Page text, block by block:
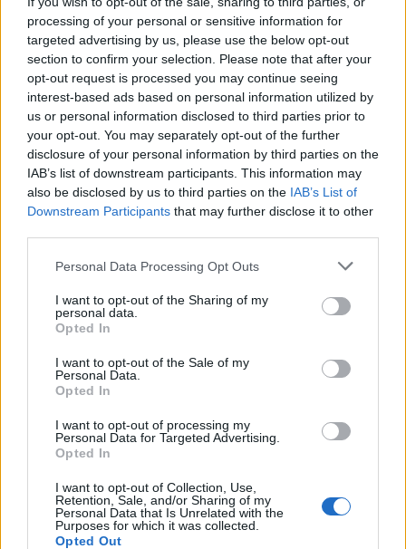
processing of your personal or sensitive information for
targeted advertising by us, please use the below opt-out
section to confirm your selection. Please note that after your
opt-out request is processed you may continue seeing
interest-based ads based on personal information utilized by
us or personal information disclosed to third parties prior to
your opt-out. You may separately opt-out of the further
disclosure of your personal information by third parties on the
IAB’s list of downstream participants. This information may
also be disclosed by us to third parties on the IAB’s List of
Downstream Participants that may further disclose it to other
Please note that this website/app uses one or more Google
not limited to your visit or usage behaviour. You may click to
grant or deny consent to Google and its third-party tags to
use your data for below specified purposes in below Google
consent section.
Personal Data Processing Opt Outs
I want to opt-out of the Sharing of my
personal data.
Opted In
I want to opt-out of the Sale of my
Personal Data.
Opted In
I want to opt-out of processing my
Personal Data for Targeted Advertising.
Opted In
I want to opt-out of Collection, Use,
Retention, Sale, and/or Sharing of my
Personal Data that Is Unrelated with the
Purposes for which it was collected.
Opted Out
Ajánlott bejegyzések:
39 éve halt meg Rodolfo - Molnár Gergely
A hét idézete: Rodolfo